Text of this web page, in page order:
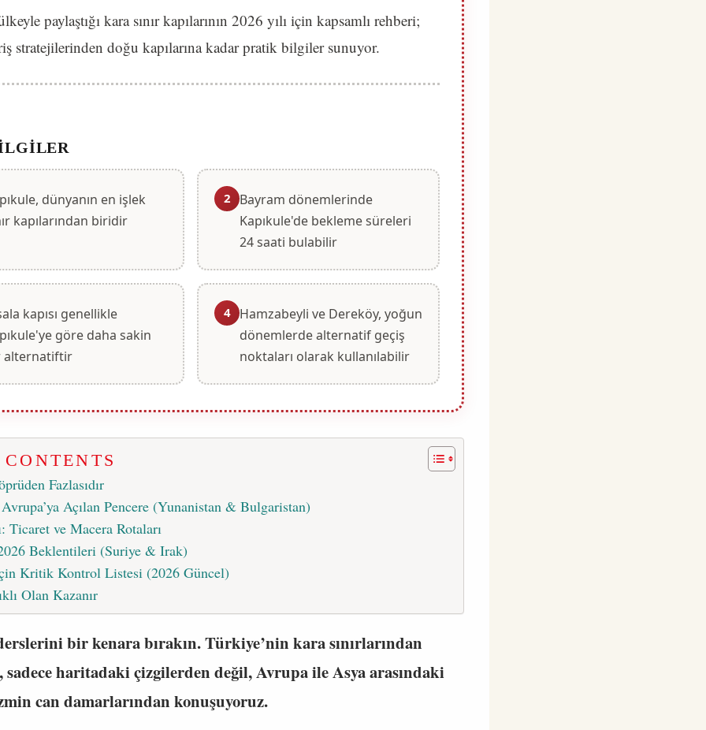
paylaştığı kara sınır kapılarının 2026 yılı için kapsamlı rehberi;
stratejilerinden doğu kapılarına kadar pratik bilgiler sunuyor.
dünyanın en işlek
kapılarından biridir
2
Bayram dönemlerinde
Kapıkule'de bekleme süreleri
24 saati bulabilir
kapısı genellikle
göre daha sakin
alternatiftir
4
Hamzabeyli ve Dereköy, yoğun
dönemlerde alternatif geçiş
noktaları olarak kullanılabilir
Fazlasıdır
Avrupa’ya Açılan Pencere (Yunanistan & Bulgaristan)
Ticaret ve Macera Rotaları
Beklentileri (Suriye & Irak)
Kritik Kontrol Listesi (2026 Güncel)
Olan Kazanır
bir kenara bırakın. Türkiye’nin kara sınırlarından
haritadaki çizgilerden değil, Avrupa ile Asya arasındaki
can damarlarından konuşuyoruz.